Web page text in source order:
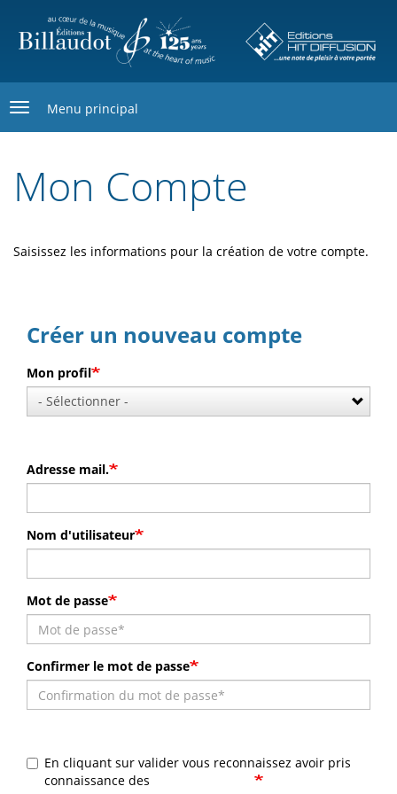
contenu
Menu principal
Mon Compte
Saisissez les informations pour la création de votre compte.
Créer un nouveau compte
Mon profil
Adresse mail.
Nom d'utilisateur
Mot de passe
Confirmer le mot de passe
En cliquant sur valider vous reconnaissez avoir pris
connaissance des